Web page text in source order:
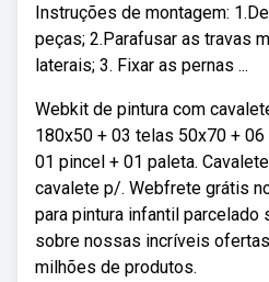
Instruções de montagem:
peças; 2.Parafusar as travas
laterais; 3. Fixar as pernas ...
Webkit de pintura com
180x50 + 03 telas 50x70 +
01 pincel + 01 paleta.
cavalete p/. Webfrete grátis
para pintura infantil parcelado
sobre nossas incríveis
milhões de produtos.